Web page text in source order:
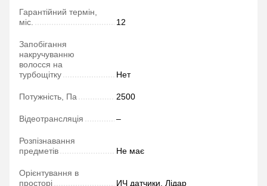
Гарантійний термін,
міс.
12
Запобігання
накручуванню
волосся на
турбощітку
Нет
Потужність, Па 2500
Відеотрансляція –
Розпізнавання
предметів
Не має
Орієнтування в
просторі
ИЧ датчики, Лідар